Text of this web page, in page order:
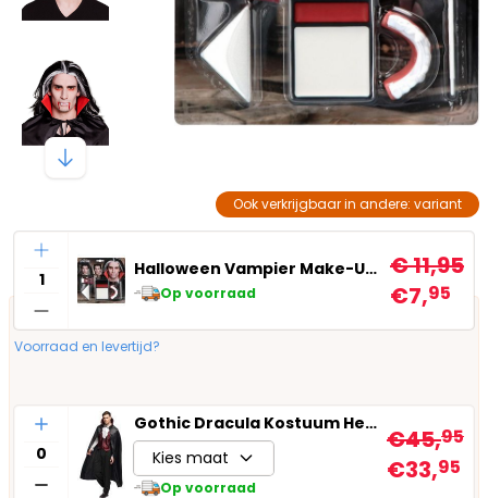
Ook verkrijgbaar in andere: variant
Aantal
Halloween Vampier Make-Up Kit
Op voorraad
€ 11,95
€7,95
Voorraad en levertijd?
Aantal
Gothic Dracula Kostuum Heren
Kies maat
Op voorraad
€45,95
€33,95